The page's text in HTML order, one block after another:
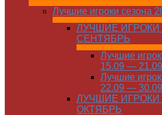
Лучшие игроки сезона
ЛУЧШИЕ ИГРОКИ
СЕНТЯБРЬ
Лучшие
15.09 — 21.09
Лучшие
22.09 — 30.09
ЛУЧШИЕ ИГРОКИ
ОКТЯБРЬ